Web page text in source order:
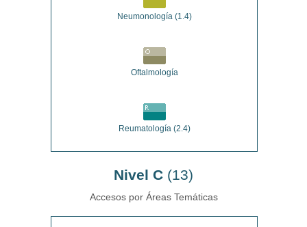
Neumonología (1.4)
Oftalmología
Reumatología (2.4)
Nivel C (13)
Accesos por Áreas Temáticas